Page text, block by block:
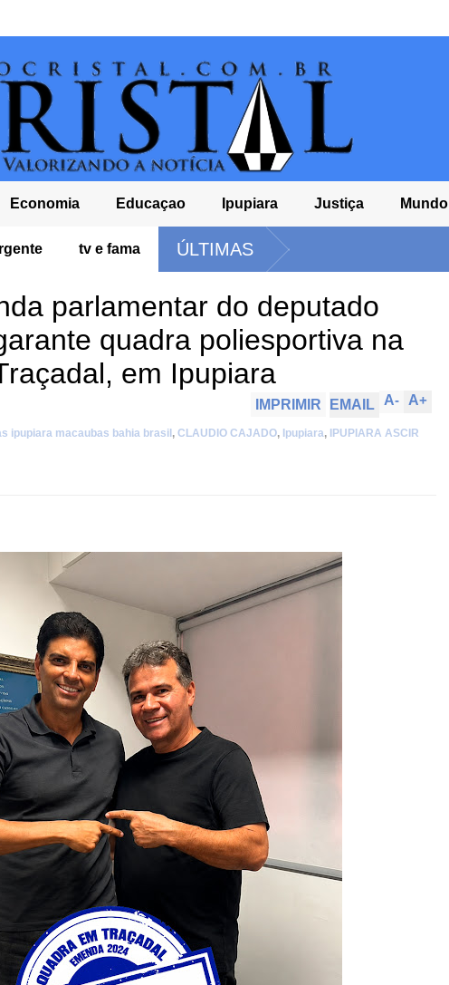
Economia Educaçao Ipupiara Justiça Mundo
tv e fama ÚLTIMAS
parlamentar do deputado
quadra poliesportiva na
em Ipupiara
ipupiara macaubas bahia brasil , CLAUDIO CAJADO, Ipupiara, IPUPIARA ASCIR
A+
A-
IMPRIMIR EMAIL